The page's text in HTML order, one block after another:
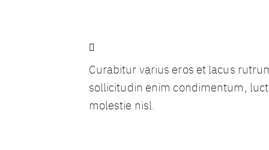
Curabitur varius eros et lacus
sollicitudin enim condimentum,
molestie nisl.